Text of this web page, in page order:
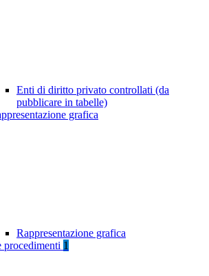
Enti di diritto privato controllati (da
pubblicare in tabelle)
grafica
Rappresentazione grafica
procedimenti 1